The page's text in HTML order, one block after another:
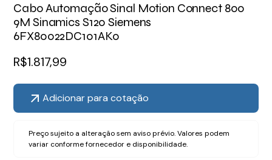
Cabo Automação Sinal Motion Connect 800
9M Sinamics S120 Siemens
6FX80022DC101AK0
R$1.817,99
Adicionar para cotação
Preço sujeito a alteração sem aviso prévio. Valores podem
variar conforme fornecedor e disponibilidade.